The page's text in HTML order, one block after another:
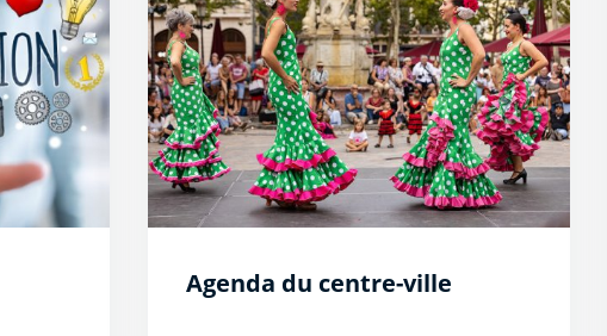
Agenda du centre-ville